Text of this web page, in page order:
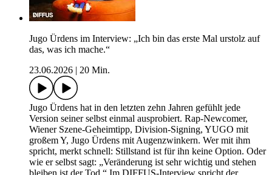
Jugo Ürdens im Interview: „Ich bin das erste Mal urstolz auf
das, was ich mache.“
23.06.2026
20 Min.
Jugo Ürdens hat in den letzten zehn Jahren gefühlt jede
Version seiner selbst einmal ausprobiert. Rap-Newcomer,
Wiener Szene-Geheimtipp, Division-Signing, YUGO mit
großem Y, Jugo Ürdens mit Augenzwinkern. Wer mit ihm
spricht, merkt schnell: Stillstand ist für ihn keine Option. Oder
wie er selbst sagt: „Veränderung ist sehr wichtig und stehen